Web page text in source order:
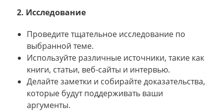
2. Исследование
Проведите тщательное исследование по
выбранной теме.
Используйте различные источники, такие как
книги, статьи, веб-сайты и интервью.
Делайте заметки и собирайте доказательства,
которые будут поддерживать ваши
аргументы.